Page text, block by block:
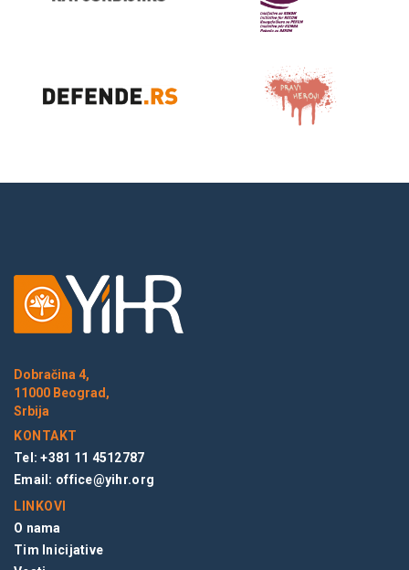
Dobračina 4,
11000 Beograd,
Srbija
KONTAKT
Tel: +381 11 4512787
Email: office@yihr.org
LINKOVI
O nama
Tim Inicijative